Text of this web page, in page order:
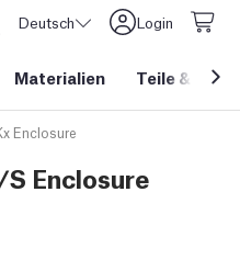
Deutsch Login
Materialien Teile &
Enclosure
Enclosure